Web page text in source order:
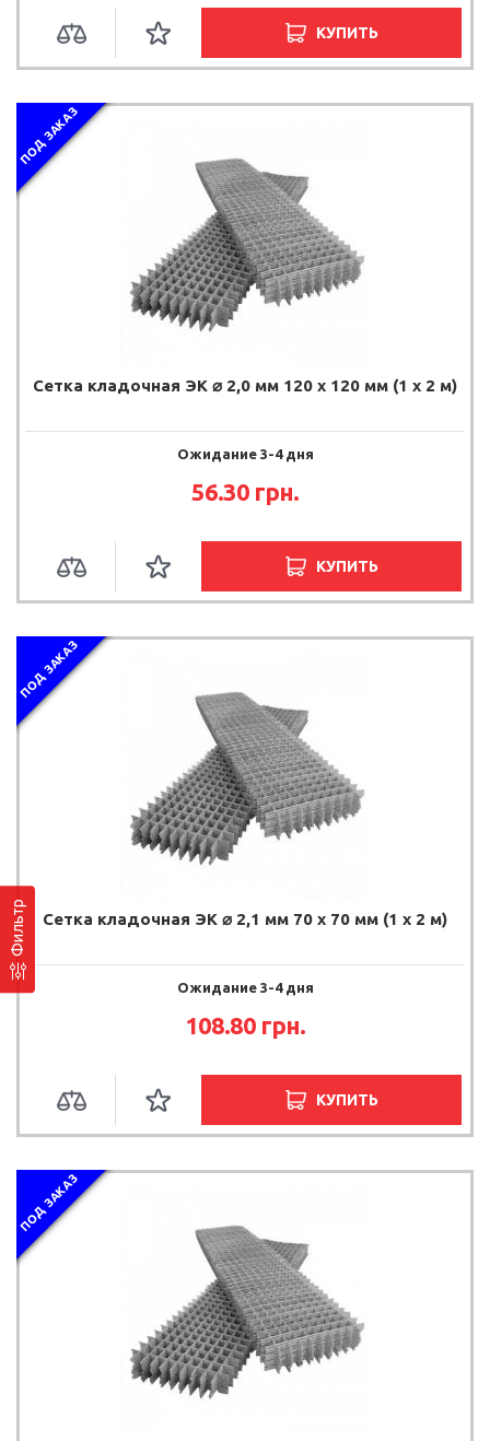
Фильтр
КУПИТЬ
ПОД ЗАКАЗ
Сетка кладочная ЭК ⌀ 2,0 мм 120 х 120 мм (1 х 2 м)
Ожидание 3-4 дня
56.30 грн.
КУПИТЬ
ПОД ЗАКАЗ
Сетка кладочная ЭК ⌀ 2,1 мм 70 х 70 мм (1 х 2 м)
Ожидание 3-4 дня
108.80 грн.
КУПИТЬ
ПОД ЗАКАЗ